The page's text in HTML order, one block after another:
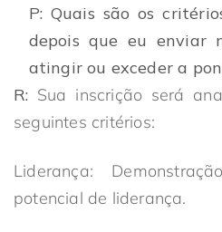
P: Quais são os
depois que eu enviar
atingir ou exceder a
R: Sua inscrição será
seguintes critérios:
Liderança:
potencial de liderança.